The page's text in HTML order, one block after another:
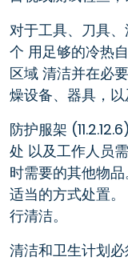
对于工具、刀具
个 用足够的冷热
区域 清洁并在必
燥设备、器具，以
防护服架
处 以及工作人员
时需要的其他物
适当的方式处置
行清洁。
清洁和卫生计划必